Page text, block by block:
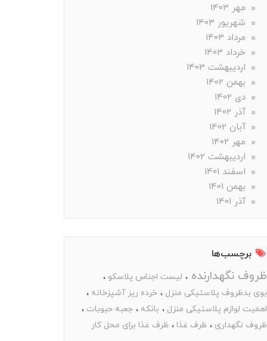
مهر 1403
شهریور 1403
مرداد 1403
خرداد 1403
ارديبهشت 1403
بهمن 1402
دی 1402
آذر 1402
آبان 1402
مهر 1402
ارديبهشت 1402
اسفند 1401
بهمن 1401
آذر 1401
برچسب‌ها
ظروف نگهدارنده لیست اجناس پلاسکو
بوی بدظروف پلاستیکی منزل خرده ریز آشپزخانه
اهمیت لوازم پلاستیکی منزل بانکه جعبه حبوبات
ظروف نگهداری ظرف غذا ظرف غذا برای محل کار